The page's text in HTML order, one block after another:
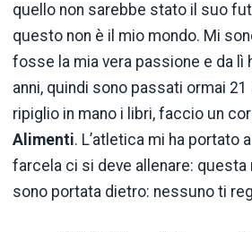
quello non sarebbe stato il suo
questo non è il mio mondo. Mi
fosse la mia vera passione e da lì
anni, quindi sono passati ormai 21
ripiglio in mano i libri, faccio un
Alimenti. L’atletica mi ha portato
farcela ci si deve allenare: questa
sono portata dietro: nessuno ti